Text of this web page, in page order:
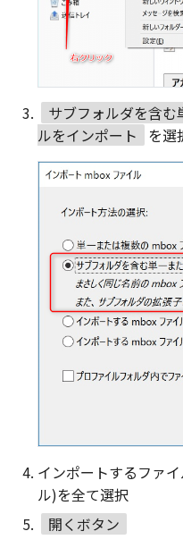
サブフォルダを含
ルをインポート
を選
インポートするファ
ル)を全て選択
開くボタン